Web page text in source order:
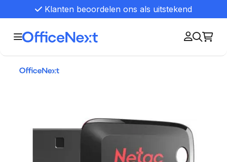
Klanten beoordelen ons als uitstekend